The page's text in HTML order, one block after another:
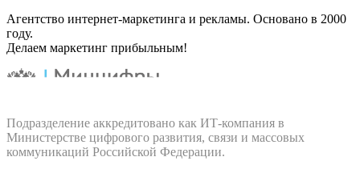
Агентство интернет-маркетинга и рекламы. Основано в 2000
году.
Делаем маркетинг прибыльным!
Подразделение аккредитовано как ИТ‑компания в
Министерстве цифрового развития, связи и массовых
коммуникаций Российской Федерации.